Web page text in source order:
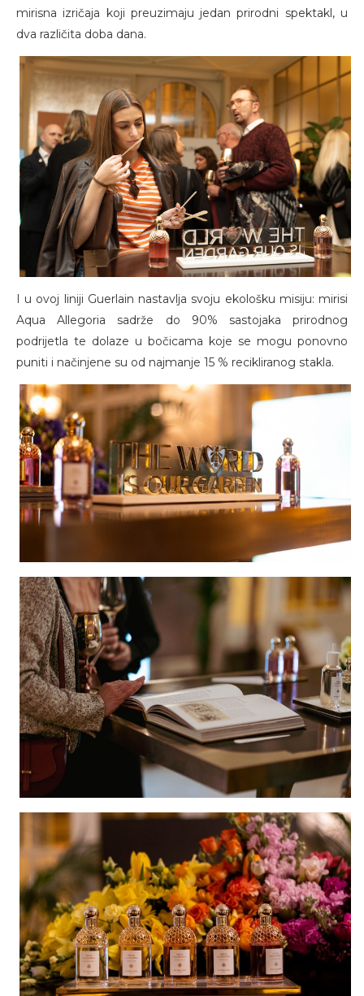
mirisna izričaja koji preuzimaju jedan prirodni spektakl, u
dva različita doba dana.
I u ovoj liniji Guerlain nastavlja svoju ekološku misiju: mirisi
Aqua Allegoria sadrže do 90% sastojaka prirodnog
podrijetla te dolaze u bočicama koje se mogu ponovno
puniti i načinjene su od najmanje 15 % recikliranog stakla.